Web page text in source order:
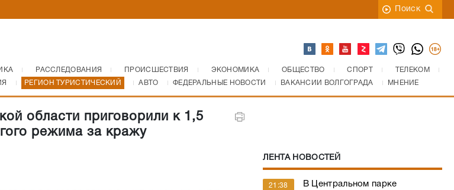
Поиск
РАССЛЕДОВАНИЯ ПРОИСШЕСТВИЯ ЭКОНОМИКА ОБЩЕСТВО СПОРТ
ТЕЛЕКОМ
РЕГИОН ТУРИСТИЧЕСКИЙ АВТО ФЕДЕРАЛЬНЫЕ НОВОСТИ ВАКАНСИИ ВОЛГОГРАДА МНЕНИЕ
области приговорили к 1,5
режима за кражу
ЛЕНТА НОВОСТЕЙ
21:38
В Центральном парке